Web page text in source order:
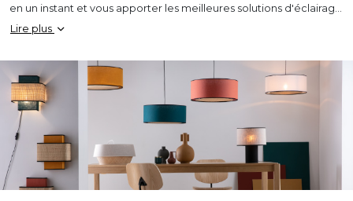
en un instant et vous apporter les meilleures solutions d'éclairage
: la
suspension
plafonnier
lumière à côté d'un lit, sur une console ou un bureau, les
appliques muralesjouent l'ombre et la lumière sur un mur,
tandis que le
accompagne le fauteuil pour vos
moments de détente. Pour votre cuisine, votre chambre ou
votre salon, trouvez le
luminaire design
adapté à toutes les
pièces de votre intérieur !
Lire plus